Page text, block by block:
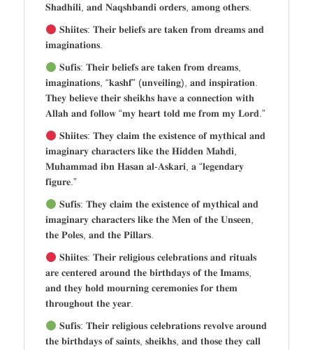
𝐒𝐡𝐚𝐝𝐡𝐢𝐥𝐢, 𝐚𝐧𝐝 𝐍𝐚𝐪𝐬𝐡𝐛𝐚𝐧𝐝𝐢 𝐨𝐫𝐝𝐞𝐫𝐬, 𝐚𝐦𝐨𝐧𝐠 𝐨𝐭𝐡𝐞𝐫𝐬.
𝐒𝐡𝐢𝐢𝐭𝐞𝐬: 𝐓𝐡𝐞𝐢𝐫 𝐛𝐞𝐥𝐢𝐞𝐟𝐬 𝐚𝐫𝐞 𝐭𝐚𝐤𝐞𝐧 𝐟𝐫𝐨𝐦 𝐝𝐫𝐞𝐚𝐦𝐬 𝐚𝐧𝐝
𝐢𝐦𝐚𝐠𝐢𝐧𝐚𝐭𝐢𝐨𝐧𝐬.
𝐒𝐮𝐟𝐢𝐬: 𝐓𝐡𝐞𝐢𝐫 𝐛𝐞𝐥𝐢𝐞𝐟𝐬 𝐚𝐫𝐞 𝐭𝐚𝐤𝐞𝐧 𝐟𝐫𝐨𝐦 𝐝𝐫𝐞𝐚𝐦𝐬,
𝐢𝐦𝐚𝐠𝐢𝐧𝐚𝐭𝐢𝐨𝐧𝐬, “𝐤𝐚𝐬𝐡𝐟” (𝐮𝐧𝐯𝐞𝐢𝐥𝐢𝐧𝐠), 𝐚𝐧𝐝 𝐢𝐧𝐬𝐩𝐢𝐫𝐚𝐭𝐢𝐨𝐧.
𝐓𝐡𝐞𝐲 𝐛𝐞𝐥𝐢𝐞𝐯𝐞 𝐭𝐡𝐞𝐢𝐫 𝐬𝐡𝐞𝐢𝐤𝐡𝐬 𝐡𝐚𝐯𝐞 𝐚 𝐜𝐨𝐧𝐧𝐞𝐜𝐭𝐢𝐨𝐧 𝐰𝐢𝐭𝐡
𝐀𝐥𝐥𝐚𝐡 𝐚𝐧𝐝 𝐟𝐨𝐥𝐥𝐨𝐰 “𝐦𝐲 𝐡𝐞𝐚𝐫𝐭 𝐭𝐨𝐥𝐝 𝐦𝐞 𝐟𝐫𝐨𝐦 𝐦𝐲 𝐋𝐨𝐫𝐝.”
𝐒𝐡𝐢𝐢𝐭𝐞𝐬: 𝐓𝐡𝐞𝐲 𝐜𝐥𝐚𝐢𝐦 𝐭𝐡𝐞 𝐞𝐱𝐢𝐬𝐭𝐞𝐧𝐜𝐞 𝐨𝐟 𝐦𝐲𝐭𝐡𝐢𝐜𝐚𝐥 𝐚𝐧𝐝
𝐢𝐦𝐚𝐠𝐢𝐧𝐚𝐫𝐲 𝐜𝐡𝐚𝐫𝐚𝐜𝐭𝐞𝐫𝐬 𝐥𝐢𝐤𝐞 𝐭𝐡𝐞 𝐇𝐢𝐝𝐝𝐞𝐧 𝐌𝐚𝐡𝐝𝐢,
𝐌𝐮𝐡𝐚𝐦𝐦𝐚𝐝 𝐢𝐛𝐧 𝐇𝐚𝐬𝐚𝐧 𝐚𝐥-𝐀𝐬𝐤𝐚𝐫𝐢, 𝐚 “𝐥𝐞𝐠𝐞𝐧𝐝𝐚𝐫𝐲
𝐟𝐢𝐠𝐮𝐫𝐞.”
𝐒𝐮𝐟𝐢𝐬: 𝐓𝐡𝐞𝐲 𝐜𝐥𝐚𝐢𝐦 𝐭𝐡𝐞 𝐞𝐱𝐢𝐬𝐭𝐞𝐧𝐜𝐞 𝐨𝐟 𝐦𝐲𝐭𝐡𝐢𝐜𝐚𝐥 𝐚𝐧𝐝
𝐢𝐦𝐚𝐠𝐢𝐧𝐚𝐫𝐲 𝐜𝐡𝐚𝐫𝐚𝐜𝐭𝐞𝐫𝐬 𝐥𝐢𝐤𝐞 𝐭𝐡𝐞 𝐌𝐞𝐧 𝐨𝐟 𝐭𝐡𝐞 𝐔𝐧𝐬𝐞𝐞𝐧,
𝐭𝐡𝐞 𝐏𝐨𝐥𝐞𝐬, 𝐚𝐧𝐝 𝐭𝐡𝐞 𝐏𝐢𝐥𝐥𝐚𝐫𝐬.
𝐒𝐡𝐢𝐢𝐭𝐞𝐬: 𝐓𝐡𝐞𝐢𝐫 𝐫𝐞𝐥𝐢𝐠𝐢𝐨𝐮𝐬 𝐜𝐞𝐥𝐞𝐛𝐫𝐚𝐭𝐢𝐨𝐧𝐬 𝐚𝐧𝐝 𝐫𝐢𝐭𝐮𝐚𝐥𝐬
𝐚𝐫𝐞 𝐜𝐞𝐧𝐭𝐞𝐫𝐞𝐝 𝐚𝐫𝐨𝐮𝐧𝐝 𝐭𝐡𝐞 𝐛𝐢𝐫𝐭𝐡𝐝𝐚𝐲𝐬 𝐨𝐟 𝐭𝐡𝐞 𝐈𝐦𝐚𝐦𝐬,
𝐚𝐧𝐝 𝐭𝐡𝐞𝐲 𝐡𝐨𝐥𝐝 𝐦𝐨𝐮𝐫𝐧𝐢𝐧𝐠 𝐜𝐞𝐫𝐞𝐦𝐨𝐧𝐢𝐞𝐬 𝐟𝐨𝐫 𝐭𝐡𝐞𝐦
𝐭𝐡𝐫𝐨𝐮𝐠𝐡𝐨𝐮𝐭 𝐭𝐡𝐞 𝐲𝐞𝐚𝐫.
𝐒𝐮𝐟𝐢𝐬: 𝐓𝐡𝐞𝐢𝐫 𝐫𝐞𝐥𝐢𝐠𝐢𝐨𝐮𝐬 𝐜𝐞𝐥𝐞𝐛𝐫𝐚𝐭𝐢𝐨𝐧𝐬 𝐫𝐞𝐯𝐨𝐥𝐯𝐞 𝐚𝐫𝐨𝐮𝐧𝐝
𝐭𝐡𝐞 𝐛𝐢𝐫𝐭𝐡𝐝𝐚𝐲𝐬 𝐨𝐟 𝐬𝐚𝐢𝐧𝐭𝐬, 𝐬𝐡𝐞𝐢𝐤𝐡𝐬, 𝐚𝐧𝐝 𝐭𝐡𝐨𝐬𝐞 𝐭𝐡𝐞𝐲 𝐜𝐚𝐥𝐥